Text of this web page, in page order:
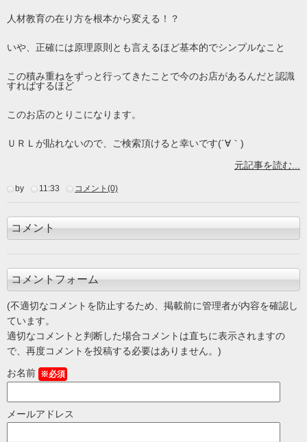
人材教育の在り方を根本から変える！？
いや、正確には原理原則とも言えるほど基本的でシンプルなこと
この積み重ねをずっと行ってきたことで今のお店があるんだと認識
すればするほど
このお店のとりこになります。
ＵＲＬが貼れないので、ご検索頂けると幸いです(´∀｀)
元記事を読む...
by 11:33 コメント(0)
コメント
コメントフォーム
(不適切なコメントを防止するため、掲載前に管理者が内容を確認し
ています。
適切なコメントと判断した場合コメントは直ちに表示されますの
で、再度コメントを投稿する必要はありません。)
お名前 ※必須
メールアドレス